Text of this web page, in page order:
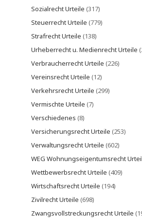
Sozialrecht Urteile (317)
Steuerrecht Urteile (779)
Strafrecht Urteile (138)
Urheberrecht u. Medienrecht Urteile
Verbraucherrecht Urteile (226)
Vereinsrecht Urteile (12)
Verkehrsrecht Urteile (299)
Vermischte Urteile (7)
Verschiedenes (8)
Versicherungsrecht Urteile (253)
Verwaltungsrecht Urteile (602)
WEG Wohnungseigentumsrecht
Wettbewerbsrecht Urteile (409)
Wirtschaftsrecht Urteile (194)
Zivilrecht Urteile (698)
Zwangsvollstreckungsrecht Urteile